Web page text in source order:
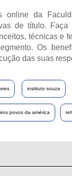
online da
de título.
técnicas e
Os
das suas
instituto souza
povos da américa